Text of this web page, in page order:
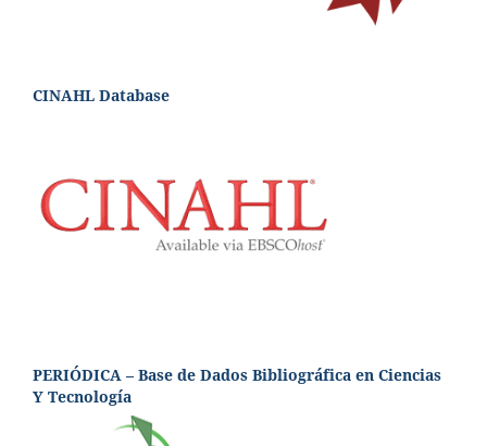
CINAHL Database
PERIÓDICA – Base de Dados Bibliográfica en Ciencias
Y Tecnología